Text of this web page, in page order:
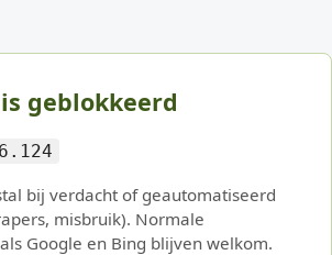
is geblokkeerd
bij verdacht of geautomatiseerd
misbruik). Normale
Google en Bing blijven welkom.